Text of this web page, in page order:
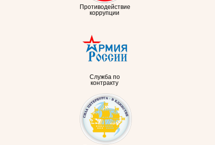
Противодействие
коррупции
Служба по
контракту